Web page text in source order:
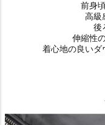
前身
高級
後
伸縮性
着心地の良いダ